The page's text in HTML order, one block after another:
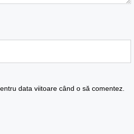
data viitoare când o să comentez.